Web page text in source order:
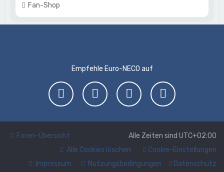
Fan-Shop
Empfehle Euro-NECO auf
Foren-Übersicht Alle Zeiten sind UTC+02:00
Cookie-Einstellungen
Alle Cookies löschen
Datenschutz
Nutzungsbedingungen
Impressum